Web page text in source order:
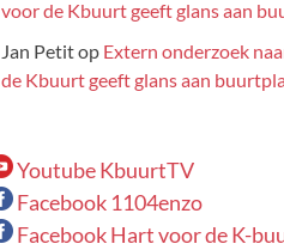
voor de Kbuurt geeft glans aan
Jan Petitop Extern onderzoek
de Kbuurt geeft glans aan
Youtube KbuurtTV
Facebook 1104enzo
Facebook Hart voor de K-